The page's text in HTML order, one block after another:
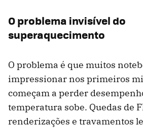
O problema invisível do
superaquecimento
O problema é que muitos
impressionar nos primeiros
começam a perder
temperatura sobe. Quedas de
renderizações e travamentos